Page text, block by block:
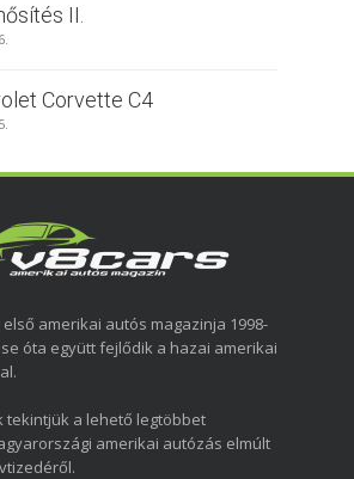
II.
Corvette C4
amerikai autós magazinja 1998-
óta együtt fejlődik a hazai amerikai
tekintjük a lehető legtöbbet
amerikai autózás elmúlt